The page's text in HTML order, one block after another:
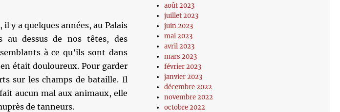
y a quelques années, au Palais
au-dessus de nos têtes, des
à ce qu’ils sont dans
était douloureux. Pour garder
sur les champs de bataille. Il
aucun mal aux animaux, elle
de tanneurs.
août 2023
juillet 2023
juin 2023
mai 2023
avril 2023
mars 2023
février 2023
janvier 2023
décembre 2022
novembre 2022
octobre 2022